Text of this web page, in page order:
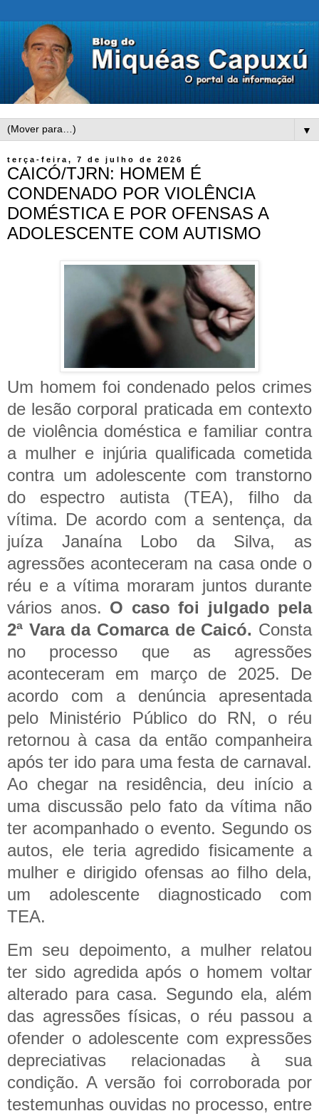
▼
terça-feira, 7 de julho de 2026
CAICÓ/TJRN: HOMEM É
CONDENADO POR VIOLÊNCIA
DOMÉSTICA E POR OFENSAS A
ADOLESCENTE COM AUTISMO
Um homem foi condenado pelos crimes
de lesão corporal praticada em contexto
de violência doméstica e familiar contra
a mulher e injúria qualificada cometida
contra um adolescente com transtorno
do espectro autista (TEA), filho da
vítima. De acordo com a sentença, da
juíza Janaína Lobo da Silva, as
agressões aconteceram na casa onde o
réu e a vítima moraram juntos durante
vários anos. O caso foi julgado pela
2ª Vara da Comarca de Caicó. Consta
no processo que as agressões
aconteceram em março de 2025. De
acordo com a denúncia apresentada
pelo Ministério Público do RN, o réu
retornou à casa da então companheira
após ter ido para uma festa de carnaval.
Ao chegar na residência, deu início a
uma discussão pelo fato da vítima não
ter acompanhado o evento. Segundo os
autos, ele teria agredido fisicamente a
mulher e dirigido ofensas ao filho dela,
um adolescente diagnosticado com
TEA.
Em seu depoimento, a mulher relatou
ter sido agredida após o homem voltar
alterado para casa. Segundo ela, além
das agressões físicas, o réu passou a
ofender o adolescente com expressões
depreciativas relacionadas à sua
condição. A versão foi corroborada por
testemunhas ouvidas no processo, entre